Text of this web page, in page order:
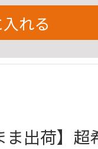
れる
ま出荷